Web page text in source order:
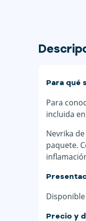
Para qué
Para
incluida
Nevrika
paquete.
Precio y